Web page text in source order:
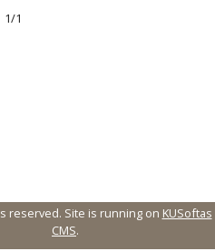
1/1
reserved. Site is running on KUSoftas
CMS.